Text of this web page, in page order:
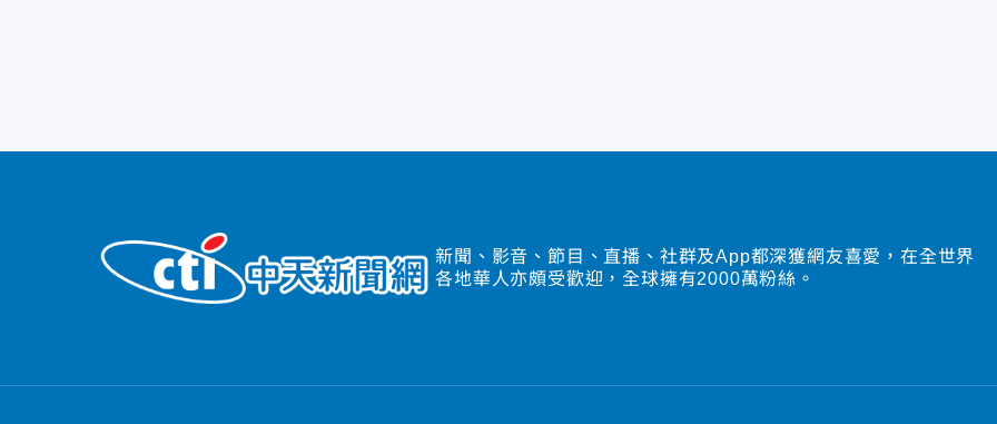
新聞、影音、節目、直播、社群及App都深獲網友喜愛，在全世界
各地華人亦頗受歡迎，全球擁有2000萬粉絲。